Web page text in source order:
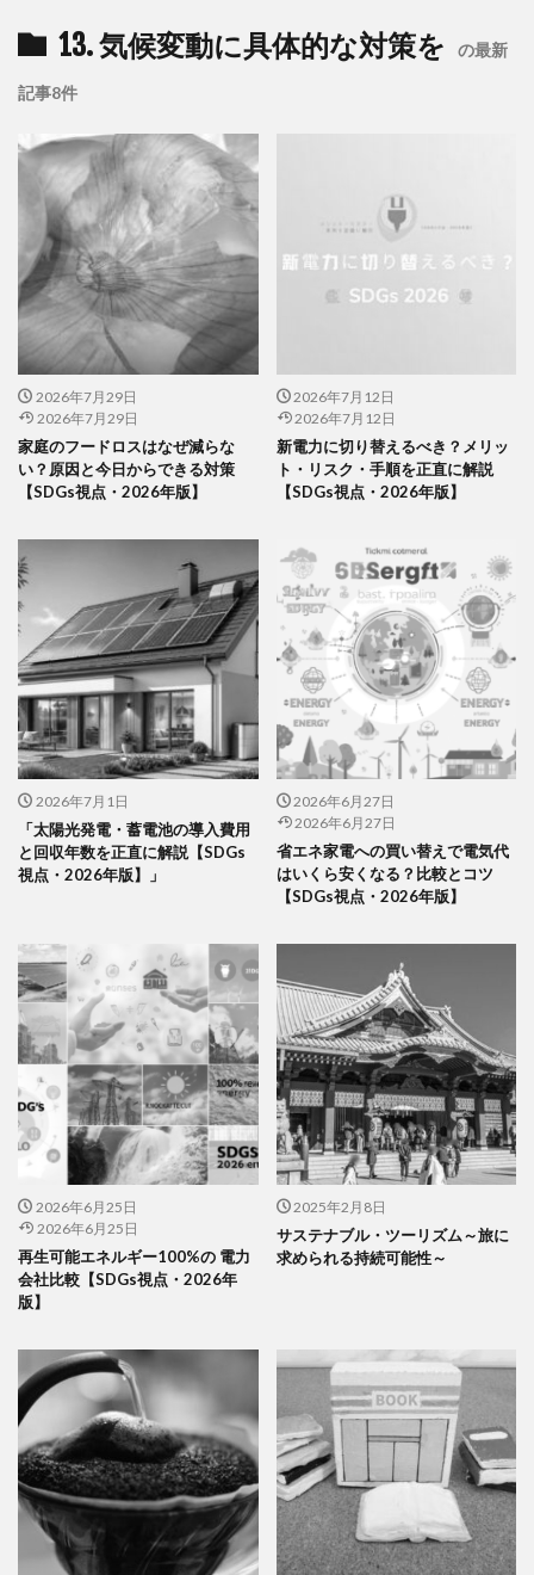
13. 気候変動に具体的な対策を の最新
記事8件
2026年7月29日
2026年7月29日
家庭のフードロスはなぜ減らな
い？原因と今日からできる対策
【SDGs視点・2026年版】
2026年7月12日
2026年7月12日
新電力に切り替えるべき？メリッ
ト・リスク・手順を正直に解説
【SDGs視点・2026年版】
2026年7月1日
「太陽光発電・蓄電池の導入費用
と回収年数を正直に解説【SDGs
視点・2026年版】」
2026年6月27日
2026年6月27日
省エネ家電への買い替えで電気代
はいくら安くなる？比較とコツ
【SDGs視点・2026年版】
2026年6月25日
2026年6月25日
再生可能エネルギー100%の 電力
会社比較【SDGs視点・2026年
版】
2025年2月8日
サステナブル・ツーリズム～旅に
求められる持続可能性～